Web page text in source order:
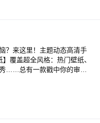
？来这里！主题动态高清手
覆盖超全风格：热门壁纸、
秀……总有一款戳中你的审
给你的手机一点视觉震撼，
地上传，提供精选模板，自
】8k、4k百万超高清壁纸